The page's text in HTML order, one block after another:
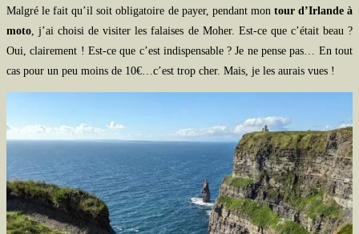
Malgré le fait qu’il soit obligatoire de payer, pendant mon tour d’Irlande à
moto, j’ai choisi de visiter les falaises de Moher. Est-ce que c’était beau ?
Oui, clairement ! Est-ce que c’est indispensable ? Je ne pense pas… En tout
cas pour un peu moins de 10€…c’est trop cher. Mais, je les aurais vues !